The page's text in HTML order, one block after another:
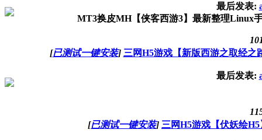
最后发表:
MT3换皮MH【侠客西游3】最新整理Linux
[已测试一键安装] 三网H5游戏【新版西游之取经
最后发表:
[已测试一键安装] 三网H5游戏【伏妖绘